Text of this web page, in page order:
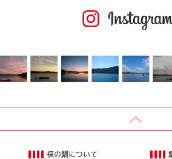
福の鯛について